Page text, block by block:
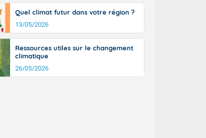
Quel climat futur dans votre région ?
13/05/2026
Ressources utiles sur le changement
climatique
26/05/2026